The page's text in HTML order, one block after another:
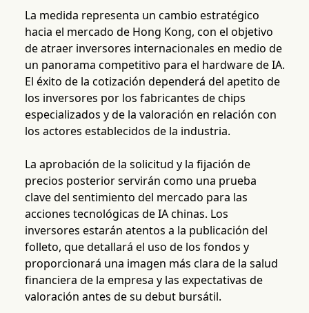
La medida representa un cambio estratégico
hacia el mercado de Hong Kong, con el objetivo
de atraer inversores internacionales en medio de
un panorama competitivo para el hardware de IA.
El éxito de la cotización dependerá del apetito de
los inversores por los fabricantes de chips
especializados y de la valoración en relación con
los actores establecidos de la industria.
La aprobación de la solicitud y la fijación de
precios posterior servirán como una prueba
clave del sentimiento del mercado para las
acciones tecnológicas de IA chinas. Los
inversores estarán atentos a la publicación del
folleto, que detallará el uso de los fondos y
proporcionará una imagen más clara de la salud
financiera de la empresa y las expectativas de
valoración antes de su debut bursátil.